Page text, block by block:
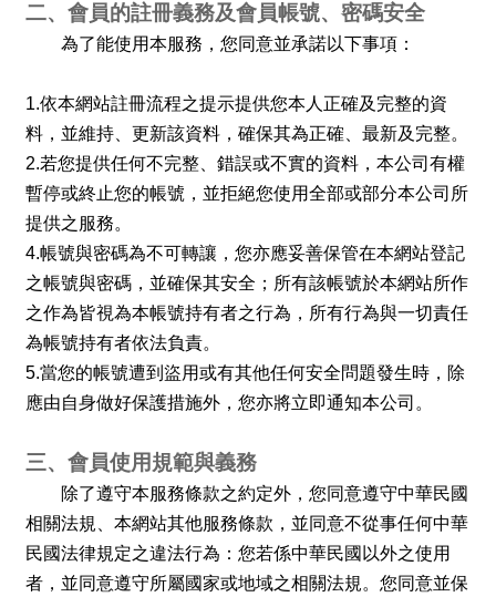
二、會員的註冊義務及會員帳號、密碼安全
為了能使用本服務，您同意並承諾以下事項：
1.依本網站註冊流程之提示提供您本人正確及完整的資
料，並維持、更新該資料，確保其為正確、最新及完整。
2.若您提供任何不完整、錯誤或不實的資料，本公司有權
暫停或終止您的帳號，並拒絕您使用全部或部分本公司所
提供之服務。
4.帳號與密碼為不可轉讓，您亦應妥善保管在本網站登記
之帳號與密碼，並確保其安全；所有該帳號於本網站所作
之作為皆視為本帳號持有者之行為，所有行為與一切責任
為帳號持有者依法負責。
5.當您的帳號遭到盜用或有其他任何安全問題發生時，除
應由自身做好保護措施外，您亦將立即通知本公司。
三、會員使用規範與義務
除了遵守本服務條款之約定外，您同意遵守中華民國
相關法規、本網站其他服務條款，並同意不從事任何中華
民國法律規定之違法行為：您若係中華民國以外之使用
者，並同意遵守所屬國家或地域之相關法規。您同意並保